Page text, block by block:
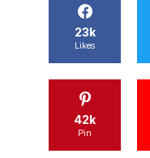
23k
Likes
42k
Pin